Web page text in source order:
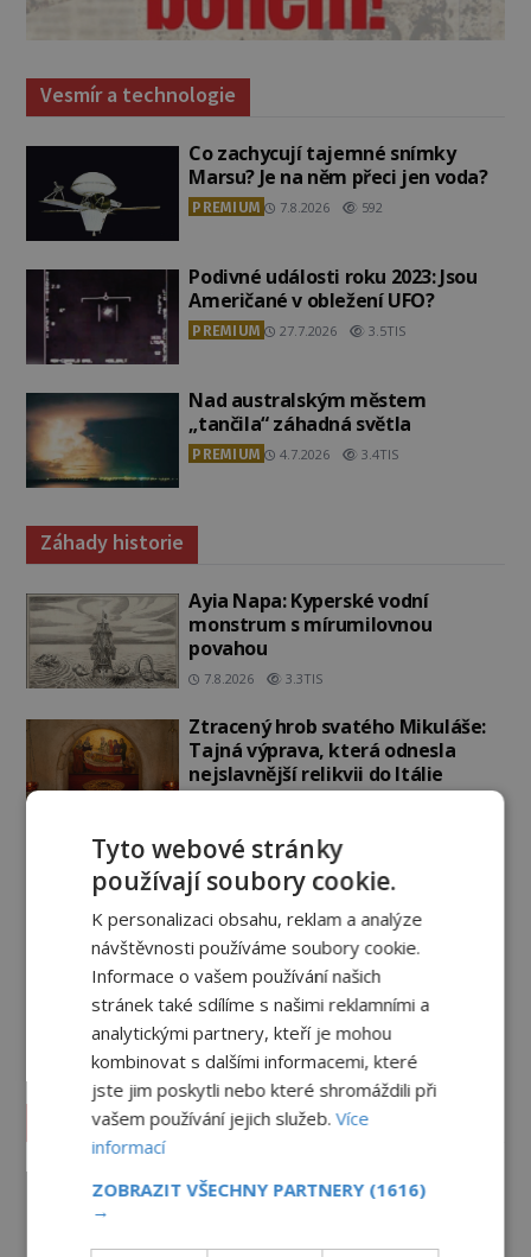
Vesmír a technologie
Co zachycují tajemné snímky
Marsu? Je na něm přeci jen voda?
PREMIUM 7.8.2026 592
Podivné události roku 2023: Jsou
Američané v obležení UFO?
PREMIUM 27.7.2026 3.5TIS
Nad australským městem
„tančila“ záhadná světla
PREMIUM 4.7.2026 3.4TIS
Záhady historie
Ayia Napa: Kyperské vodní
monstrum s mírumilovnou
povahou
7.8.2026 3.3TIS
Ztracený hrob svatého Mikuláše:
Tajná výprava, která odnesla
nejslavnější relikvii do Itálie
Kam zmizely ostatky světců?
Relikvie, které putují Evropou a
dodnes budí úžas
6.8.2026 2.2TIS
Železný zázrak z Indie: Proč tento
sloup už 1 600 let nezná rez?
5.8.2026 2.5TIS
Paranormální jevy
Herec Richard Dreyfuss a
muzikant Dave Grohl: Jaké mají
Tyto webové stránky
používají soubory cookie.
K personalizaci obsahu, reklam a analýze
návštěvnosti používáme soubory cookie.
Informace o vašem používání našich
stránek také sdílíme s našimi reklamními a
analytickými partnery, kteří je mohou
kombinovat s dalšími informacemi, které
jste jim poskytli nebo které shromáždili při
vašem používání jejich služeb.Více
informací
ZOBRAZIT VŠECHNY PARTNERY (1616)
→